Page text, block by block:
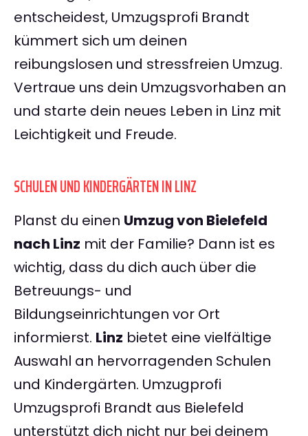
entscheidest, Umzugsprofi Brandt
kümmert sich um deinen
reibungslosen und stressfreien Umzug.
Vertraue uns dein Umzugsvorhaben an
und starte dein neues Leben in Linz mit
Leichtigkeit und Freude.
SCHULEN UND KINDERGÄRTEN IN LINZ
Planst du einen Umzug von Bielefeld
nach Linz mit der Familie? Dann ist es
wichtig, dass du dich auch über die
Betreuungs- und
Bildungseinrichtungen vor Ort
informierst. Linz bietet eine vielfältige
Auswahl an hervorragenden Schulen
und Kindergärten. Umzugprofi
Umzugsprofi Brandt aus Bielefeld
unterstützt dich nicht nur bei deinem